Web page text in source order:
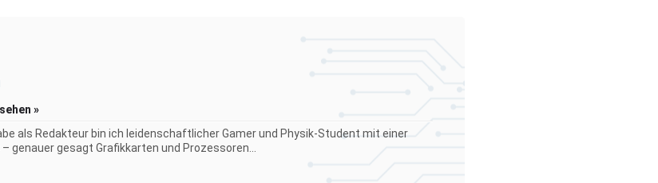
»
als Redakteur bin ich leidenschaftlicher Gamer und Physik-Student mit einer
genauer gesagt Grafikkarten und Prozessoren...